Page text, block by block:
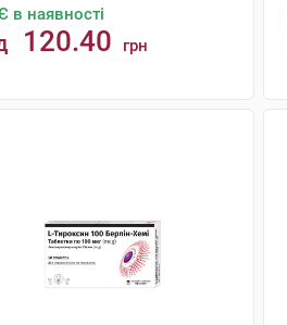
в наявності
120.40 грн